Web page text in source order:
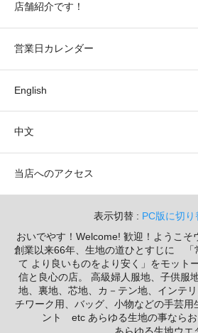
店舗紹介です！
営業日カレンダー
English
中文
当店へのアクセス
表示切替 : PC版に切り
おいでやす！Welcome! 歓迎！ようこそ
創業以来66年、生地の道ひとすじに 「
て より良いものをより安く」をモット
信と良心の店。 高級婦人服地、子供服
地、裏地、芯地、カ－テン地、インテ
チワーク用、バッグ、小物などの手芸用
ント etc あらゆる生地の事ならお